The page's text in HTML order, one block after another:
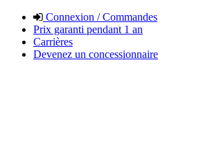
Connexion / Commandes
Prix garanti pendant 1 an
Carrières
Devenez un concessionnaire